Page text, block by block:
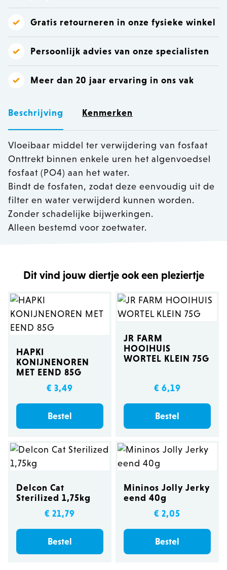
Gratis retourneren in onze fysieke winkel
Persoonlijk advies van onze specialisten
Meer dan 20 jaar ervaring in ons vak
Beschrijving Kenmerken
Vloeibaar middel ter verwijdering van fosfaat
Onttrekt binnen enkele uren het algenvoedsel
fosfaat (PO4) aan het water.
Bindt de fosfaten, zodat deze eenvoudig uit de
filter en water verwijderd kunnen worden.
Zonder schadelijke bijwerkingen.
Alleen bestemd voor zoetwater.
Dit vind jouw diertje ook een pleziertje
HAPKI
KONIJNENOREN
MET EEND 85G
€ 3,49
Bestel
JR FARM
HOOIHUIS
WORTEL KLEIN 75G
€ 6,19
Bestel
Delcon Cat
Sterilized 1,75kg
€ 21,79
Bestel
Mininos Jolly Jerky
eend 40g
€ 2,05
Bestel